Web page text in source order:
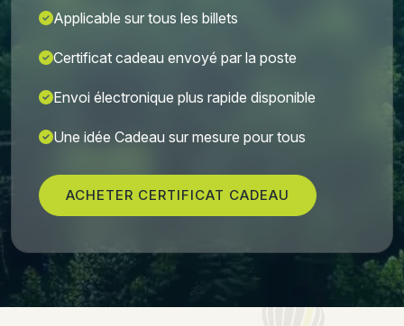
Applicable sur tous les billets
Certificat cadeau envoyé par la poste
Envoi électronique plus rapide disponible
Une idée Cadeau sur mesure pour tous
ACHETER CERTIFICAT CADEAU